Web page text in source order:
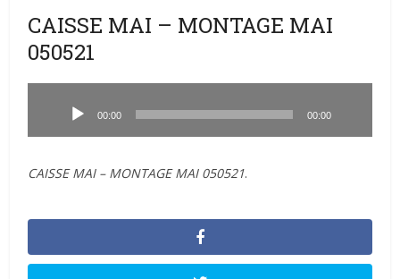
CAISSE MAI – MONTAGE MAI
050521
00:00 00:00
CAISSE MAI – MONTAGE MAI 050521.